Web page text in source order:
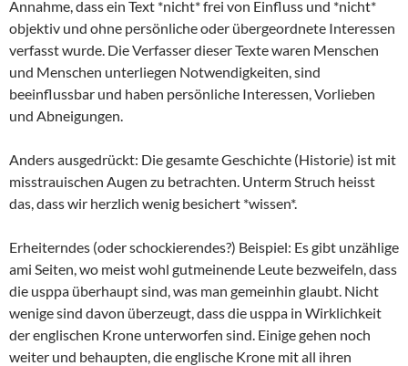
Annahme, dass ein Text *nicht* frei von Einfluss und *nicht*
objektiv und ohne persönliche oder übergeordnete Interessen
verfasst wurde. Die Verfasser dieser Texte waren Menschen
und Menschen unterliegen Notwendigkeiten, sind
beeinflussbar und haben persönliche Interessen, Vorlieben
und Abneigungen.
Anders ausgedrückt: Die gesamte Geschichte (Historie) ist mit
misstrauischen Augen zu betrachten. Unterm Struch heisst
das, dass wir herzlich wenig besichert *wissen*.
Erheiterndes (oder schockierendes?) Beispiel: Es gibt unzählige
ami Seiten, wo meist wohl gutmeinende Leute bezweifeln, dass
die usppa überhaupt sind, was man gemeinhin glaubt. Nicht
wenige sind davon überzeugt, dass die usppa in Wirklichkeit
der englischen Krone unterworfen sind. Einige gehen noch
weiter und behaupten, die englische Krone mit all ihren